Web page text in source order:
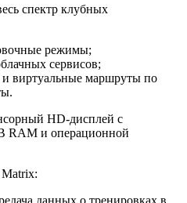
спектр клубных
режимы;
сервисов;
виртуальные маршруты по
HD-дисплей с
RAM и операционной